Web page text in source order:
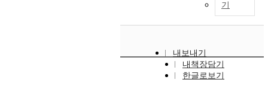
기
내보내기
내책장담기
한글로보기